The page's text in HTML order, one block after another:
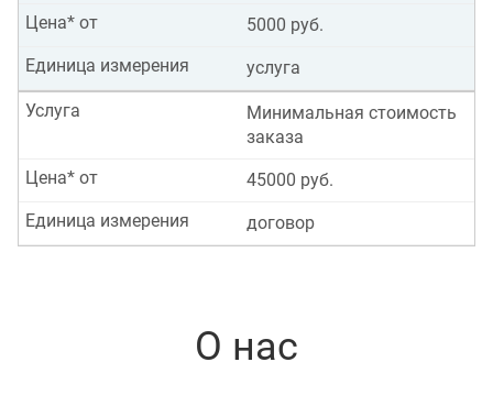
5000 руб.
Цена* от
услуга
Единица измерения
Минимальная стоимость
заказа
Услуга
45000 руб.
Цена* от
договор
Единица измерения
О нас